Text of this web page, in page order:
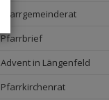
Pfarrgemeinderat
Pfarrbrief
Advent in Längenfeld
Pfarrkirchenrat